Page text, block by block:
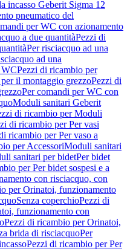
incasso Geberit Sigma 12
pneumatico del
per WC con azionamento
a due quantitàPezzi di
Per risciacquo ad una
ad una
WCPezzi di ricambio per
il montaggio grezzoPezzi di
Per comandi per WC con
Moduli sanitari Geberit
di ricambio per Moduli
di ricambio per Per vasi
ricambio per Per vaso a
per AccessoriModuli sanitari
sanitari per bidetPer bidet
per Per bidet sospesi e a
con risciacquo, con
per Orinatoi, funzionamento
Senza coperchioPezzi di
funzionamento con
Pezzi di ricambio per Orinatoi,
brida di risciacquoPer
Pezzi di ricambio per Per